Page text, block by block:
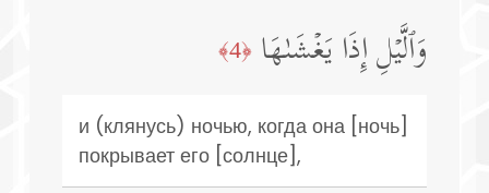
وَٱلَّیۡلِ إِذَا یَغۡشَىٰهَا ﴿4﴾
и (клянусь) ночью, когда она [ночь]
покрывает его [солнце],